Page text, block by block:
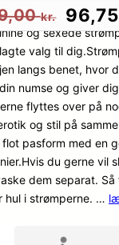
kr.
D
e
n
o
p
r
i
96,75
og sexede
valg til
langs benet, hvor
numse og giver
flyttes over på
og stil på
pasform med en
du gerne vil
dem separat.
hul i strømperne. …